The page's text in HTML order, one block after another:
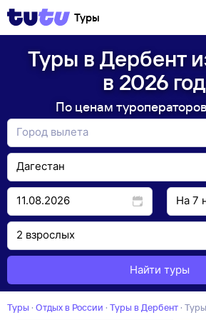
Туры
Туры в Дербент
в 2026
По ценам
Найти туры
Туры · Отдых в России · Туры в Дербент ·